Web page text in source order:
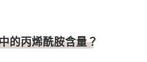
的丙烯酰胺含量？